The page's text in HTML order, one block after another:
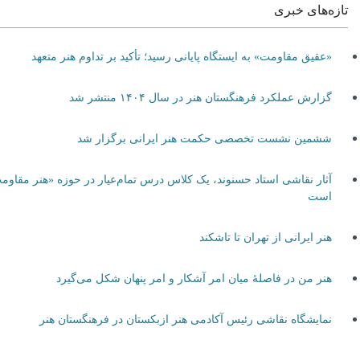
تازه‌های خبری
«عقیق مقاومت» به ایستگاه پایانی رسید؛ تأکید بر تداوم هنر متعهد
گزارش عملکرد فرهنگستان هنر در سال ۱۴۰۴ منتشر شد
ششمین نشست تخصصی حکمت هنر ایرانی برگزار شد
آثار نقاشی استاد حسنوند، یک کلاس درس تمام‌عیار در حوزه «هنر
است
هنر ایرانی از تهران تا تاشکند
هنر من در فاصلۀ میان امر آشکار و امر پنهان شکل می‌گیرد
نمایشگاه نقاشی رئیس آکادمی هنر ازبکستان در فرهنگستان هنر